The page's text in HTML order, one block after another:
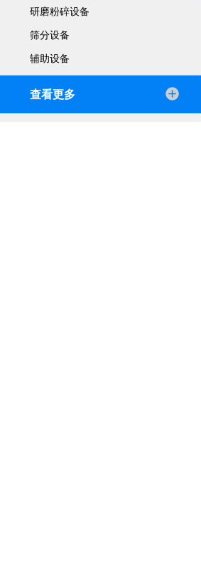
研磨粉碎设备
筛分设备
辅助设备
查看更多